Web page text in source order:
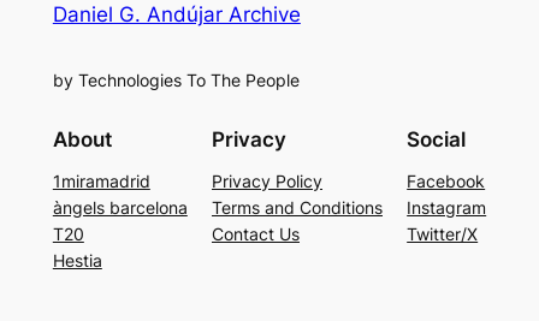
Daniel G. Andújar Archive
by Technologies To The People
About
1miramadrid
àngels barcelona
T20
Hestia
Privacy
Privacy Policy
Terms and Conditions
Contact Us
Social
Facebook
Instagram
Twitter/X